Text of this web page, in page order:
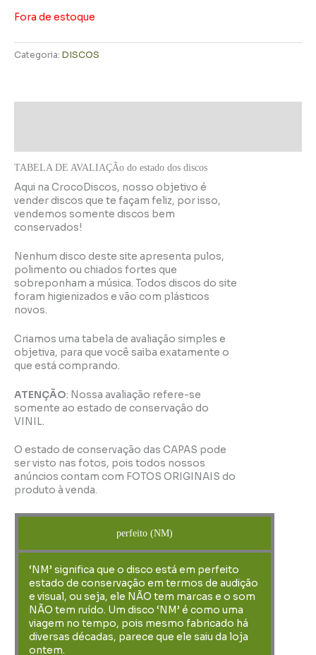
Fora de estoque
Categoria: DISCOS
TABELA DE AVALIAÇÃo do estado dos discos
Aqui na CrocoDiscos, nosso objetivo é
vender discos que te façam feliz, por isso,
vendemos somente discos bem
conservados!
Nenhum disco deste site apresenta pulos,
polimento ou chiados fortes que
sobreponham a música. Todos discos do site
foram higienizados e vão com plásticos
novos.
Criamos uma tabela de avaliação simples e
objetiva, para que você saiba exatamente o
que está comprando.
ATENÇÃO: Nossa avaliação refere-se
somente ao estado de conservação do
VINIL.
O estado de conservação das CAPAS pode
ser visto nas fotos, pois todos nossos
anúncios contam com FOTOS ORIGINAIS do
produto à venda.
perfeito (NM)
‘NM’ significa que o disco está em perfeito
estado de conservação em termos de audição
e visual, ou seja, ele NÃO tem marcas e o som
NÃO tem ruído. Um disco ‘NM’ é como uma
viagem no tempo, pois mesmo fabricado há
diversas décadas, parece que ele saiu da loja
ontem.